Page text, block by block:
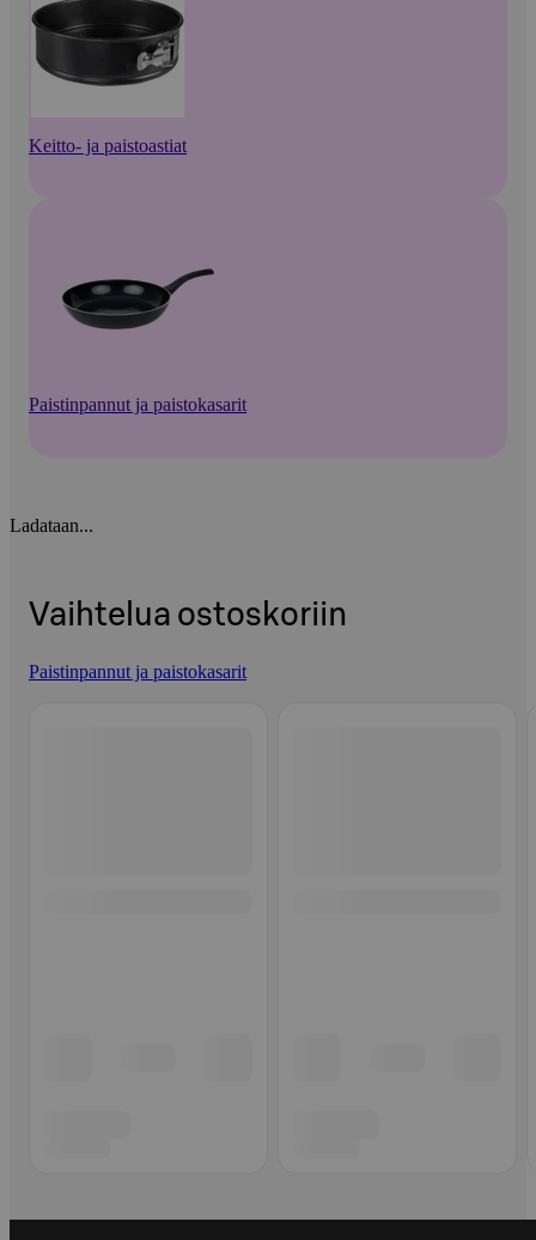
Keitto- ja paistoastiat
Paistinpannut ja paistokasarit
Ladataan...
Vaihtelua ostoskoriin
Paistinpannut ja paistokasarit